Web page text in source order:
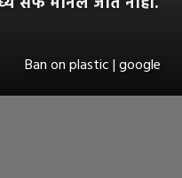
Ban on plastic | google